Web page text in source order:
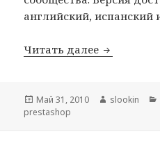
английский, испанский
Читать далее
Опубликовано
Май 31, 2010 Автор
slookin
prestashop